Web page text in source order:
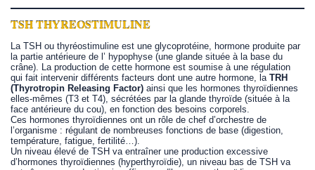
TSH THYREOSTIMULINE
La TSH ou thyréostimuline est une glycoprotéine, hormone produite par
la partie antérieure de l’ hypophyse (une glande située à la base du
crâne). La production de cette hormone est soumise à une régulation
qui fait intervenir différents facteurs dont une autre hormone, laTRH
(Thyrotropin Releasing Factor) ainsi que les hormones thyroïdiennes
elles-mêmes (T3 et T4), sécrétées par la glande thyroïde (située à la
face antérieure du cou), en fonction des besoins corporels.
Ces hormones thyroïdiennes ont un rôle de chef d’orchestre de
l’organisme : régulant de nombreuses fonctions de base (digestion,
température, fatigue, fertilité…).
Un niveau élevé de TSH va entraîner une production excessive
d’hormones thyroïdiennes (hyperthyroïdie), un niveau bas de TSH va